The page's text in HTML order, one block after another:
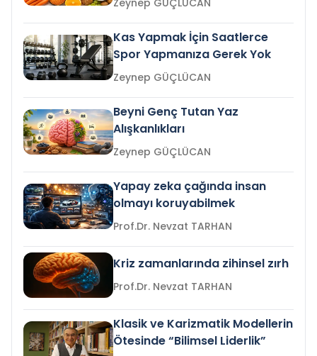
Zeynep GÜÇLÜCAN
Kas Yapmak İçin Saatlerce
Spor Yapmanıza Gerek Yok
Zeynep GÜÇLÜCAN
Beyni Genç Tutan Yaz
Alışkanlıkları
Zeynep GÜÇLÜCAN
Yapay zeka çağında insan
olmayı koruyabilmek
Prof.Dr. Nevzat TARHAN
Kriz zamanlarında zihinsel zırh
Prof.Dr. Nevzat TARHAN
Klasik ve Karizmatik Modellerin
Ötesinde “Bilimsel Liderlik”